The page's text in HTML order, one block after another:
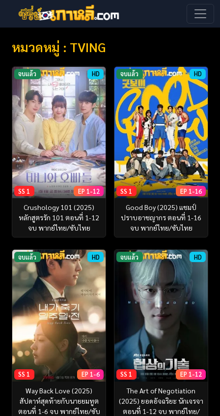
หมวดหมู่ : TVING
จบแล้ว HD
SS 1 EP 1-12
Crushology 101 (2025)
หลักสูตรรัก 101 ตอนที่ 1-12
จบ พากย์ไทย/ซับไทย
จบแล้ว HD
SS 1 EP 1-16
Good Boy (2025) แชมป์
ปราบอาชญากร ตอนที่ 1-16
จบ พากย์ไทย/ซับไทย
จบแล้ว HD
SS 1 EP 1-6
Way Back Love (2025)
สัปดาห์สุดท้ายกับนายยมทูต
ตอนที่ 1-6 จบ พากย์ไทย/ซับ
จบแล้ว HD
SS 1 EP 1-12
The Art of Negotiation
(2025) ยอดอัจฉริยะ นักเจรจา
ตอนที่ 1-12 จบ พากย์ไทย/